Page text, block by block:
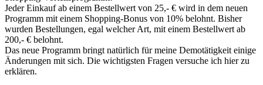
Jeder Einkauf ab einem Bestellwert von 25,- € wird in dem neuen
Programm mit einem Shopping-Bonus von 10% belohnt. Bisher
wurden Bestellungen, egal welcher Art, mit einem Bestellwert ab
200,- € belohnt.
Das neue Programm bringt natürlich für meine Demotätigkeit einige
Änderungen mit sich. Die wichtigsten Fragen versuche ich hier zu
erklären.